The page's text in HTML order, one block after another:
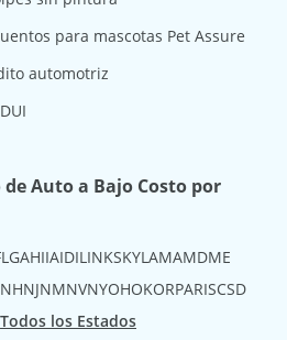
para mascotas Pet Assure
automotriz
Auto a Bajo Costo por
GAHIIAIDIL INKSKYLAMAMDME
NHNJNMNVNYOHOKORPARISCSD
Todos los Estados